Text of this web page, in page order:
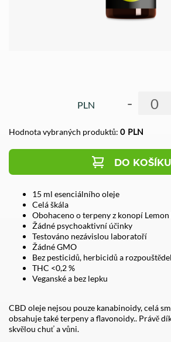
PLN -
Hodnota vybraných produktů: 0 PLN
DO KOŠÍKU
15 ml esenciálního oleje
Celá škála
Obohaceno o terpeny z konopí Lemon
Žádné psychoaktivní účinky
Testováno nezávislou laboratoří
Žádné GMO
Bez pesticidů, herbicidů a rozpouštědel
THC <0,2 %
Veganské a bez lepku
CBD oleje nejsou pouze kanabinoidy, celá
obsahuje také terpeny a flavonoidy.. Právě
skvělou chuť a vůni.